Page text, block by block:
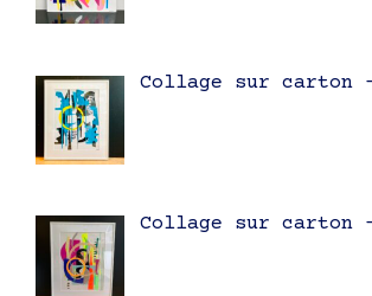
Collage sur carton –
Collage sur carton –